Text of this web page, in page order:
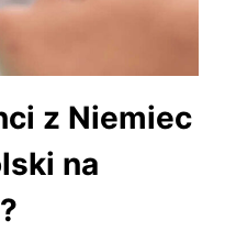
z Niemiec
na